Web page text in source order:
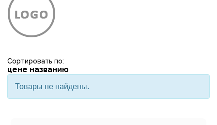
Сортировать по:
цене названию
Товары не найдены.